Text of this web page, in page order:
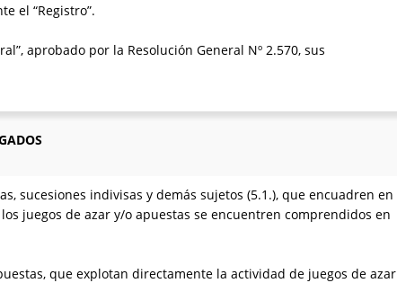
el “Registro”.
aprobado por la Resolución General Nº 2.570, sus
sucesiones indivisas y demás sujetos (5.1.), que encuadren en
juegos de azar y/o apuestas se encuentren comprendidos en
que explotan directamente la actividad de juegos de azar